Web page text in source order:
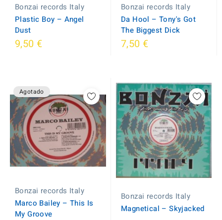
Bonzai records Italy
Plastic Boy ‎– Angel
Dust
9,50 €
Bonzai records Italy
Da Hool ‎– Tony's Got
The Biggest Dick
7,50 €
Agotado
Bonzai records Italy
Marco Bailey ‎– This Is
My Groove
Bonzai records Italy
Magnetical ‎– Skyjacked